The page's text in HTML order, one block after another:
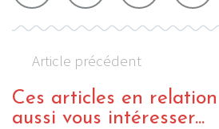
Article précédent
Ces articles en
aussi vous intéresser...